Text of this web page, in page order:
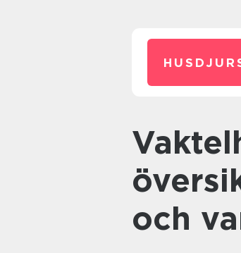
Vaktelhund: En detaljerad
och